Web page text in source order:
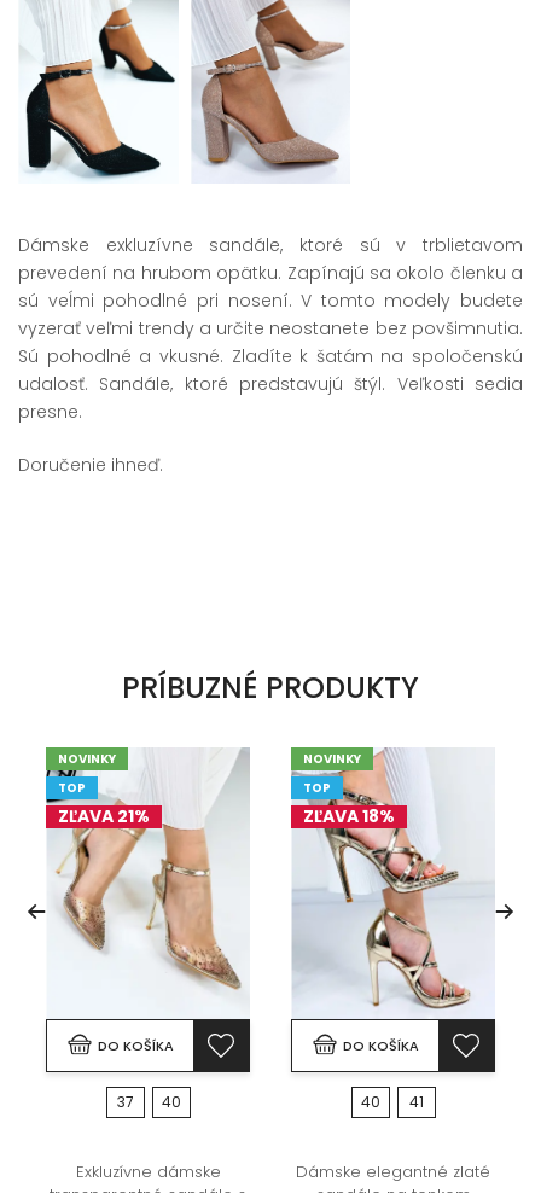
Dámske exkluzívne sandále, ktoré sú v trblietavom
prevedení na hrubom opätku. Zapínajú sa okolo členku a
sú veĺmi pohodlné pri nosení. V tomto modely budete
vyzerať veľmi trendy a určite neostanete bez povšimnutia.
Sú pohodlné a vkusné. Zladíte k šatám na spoločenskú
udalosť. Sandále, ktoré predstavujú štýl. Veľkosti sedia
presne.
Doručenie ihneď.
PRÍBUZNÉ PRODUKTY
NOVINKY
TOP
ZĽAVA 21%
DO KOŠÍKA
37 40
Exkluzívne dámske
NOVINKY
TOP
ZĽAVA 18%
DO KOŠÍKA
40 41
Dámske elegantné zlaté